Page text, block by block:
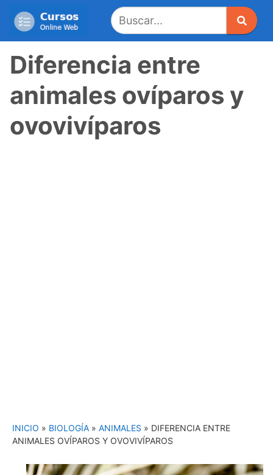
Diferencia entre
animales ovíparos y
ovovivíparos
INICIO » BIOLOGÍA » ANIMALES » DIFERENCIA ENTRE
ANIMALES OVÍPAROS Y OVOVIVÍPAROS